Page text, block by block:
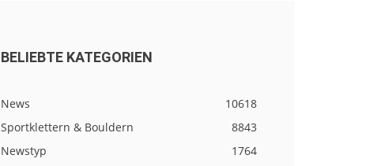
BELIEBTE KATEGORIEN
News
10618
Sportklettern & Bouldern
8843
Newstyp
1764